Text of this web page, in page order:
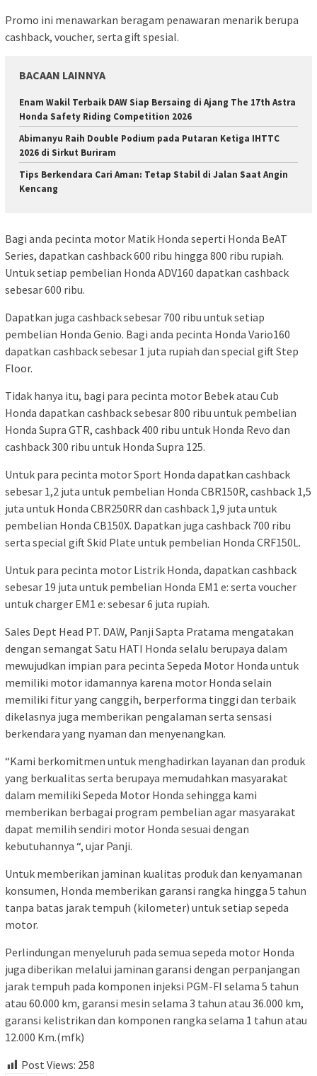
Promo ini menawarkan beragam penawaran menarik berupa
cashback, voucher, serta gift spesial.
BACAAN LAINNYA
Enam Wakil Terbaik DAW Siap Bersaing di Ajang The 17th Astra
Honda Safety Riding Competition 2026
Abimanyu Raih Double Podium pada Putaran Ketiga IHTTC
2026 di Sirkut Buriram
Tips Berkendara Cari Aman: Tetap Stabil di Jalan Saat Angin
Kencang
Bagi anda pecinta motor Matik Honda seperti Honda BeAT
Series, dapatkan cashback 600 ribu hingga 800 ribu rupiah.
Untuk setiap pembelian Honda ADV160 dapatkan cashback
sebesar 600 ribu.
Dapatkan juga cashback sebesar 700 ribu untuk setiap
pembelian Honda Genio. Bagi anda pecinta Honda Vario160
dapatkan cashback sebesar 1 juta rupiah dan special gift Step
Floor.
Tidak hanya itu, bagi para pecinta motor Bebek atau Cub
Honda dapatkan cashback sebesar 800 ribu untuk pembelian
Honda Supra GTR, cashback 400 ribu untuk Honda Revo dan
cashback 300 ribu untuk Honda Supra 125.
Untuk para pecinta motor Sport Honda dapatkan cashback
sebesar 1,2 juta untuk pembelian Honda CBR150R, cashback 1,5
juta untuk Honda CBR250RR dan cashback 1,9 juta untuk
pembelian Honda CB150X. Dapatkan juga cashback 700 ribu
serta special gift Skid Plate untuk pembelian Honda CRF150L.
Untuk para pecinta motor Listrik Honda, dapatkan cashback
sebesar 19 juta untuk pembelian Honda EM1 e: serta voucher
untuk charger EM1 e: sebesar 6 juta rupiah.
Sales Dept Head PT. DAW, Panji Sapta Pratama mengatakan
dengan semangat Satu HATI Honda selalu berupaya dalam
mewujudkan impian para pecinta Sepeda Motor Honda untuk
memiliki motor idamannya karena motor Honda selain
memiliki fitur yang canggih, berperforma tinggi dan terbaik
dikelasnya juga memberikan pengalaman serta sensasi
berkendara yang nyaman dan menyenangkan.
“Kami berkomitmen untuk menghadirkan layanan dan produk
yang berkualitas serta berupaya memudahkan masyarakat
dalam memiliki Sepeda Motor Honda sehingga kami
memberikan berbagai program pembelian agar masyarakat
dapat memilih sendiri motor Honda sesuai dengan
kebutuhannya “, ujar Panji.
Untuk memberikan jaminan kualitas produk dan kenyamanan
konsumen, Honda memberikan garansi rangka hingga 5 tahun
tanpa batas jarak tempuh (kilometer) untuk setiap sepeda
motor.
Perlindungan menyeluruh pada semua sepeda motor Honda
juga diberikan melalui jaminan garansi dengan perpanjangan
jarak tempuh pada komponen injeksi PGM-FI selama 5 tahun
atau 60.000 km, garansi mesin selama 3 tahun atau 36.000 km,
garansi kelistrikan dan komponen rangka selama 1 tahun atau
12.000 Km.(mfk)
Post Views: 258